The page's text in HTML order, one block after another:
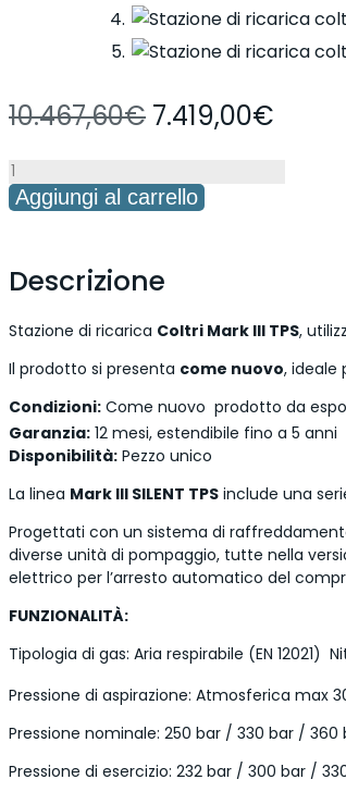
quantità
10.467,60€ Il
originale
10.467,60€.
7.419,00€
Stazione
di
mark
iii
tps
quantità
Aggiungi al carrello
Descrizione
Stazione di ricarica Coltri Mark III TPS,
Il prodotto si presenta come nuovo, ideale
Condizioni: Come nuovo  prodotto da
Garanzia: 12 mesi, estendibile fino a 5 anni
Disponibilità: Pezzo unico
La linea Mark III SILENT TPS include una
Progettati con un sistema di
diverse unità di pompaggio, tutte nella
elettrico per l’arresto automatico del
FUNZIONALITÀ:
Tipologia di gas: Aria respirabile (EN 12021) 
Pressione di aspirazione: Atmosferica max
Pressione nominale: 250 bar / 330 bar / 360
Pressione di esercizio: 232 bar / 300 bar /